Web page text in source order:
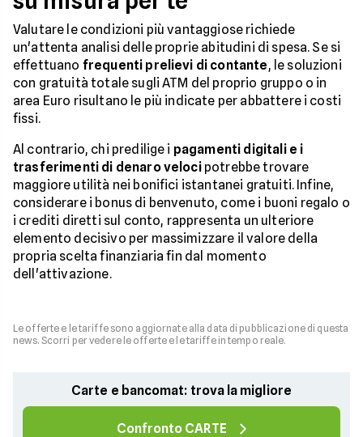
Valutare le condizioni più vantaggiose richiede
un'attenta analisi delle proprie abitudini di spesa. Se si
effettuano frequenti prelievi di contante, le soluzioni
con gratuità totale sugli ATM del proprio gruppo o in
area Euro risultano le più indicate per abbattere i costi
fissi.
Al contrario, chi predilige i pagamenti digitali e i
trasferimenti di denaro velocipotrebbe trovare
maggiore utilità nei bonifici istantanei gratuiti. Infine,
considerare i bonus di benvenuto, come i buoni regalo o
i crediti diretti sul conto, rappresenta un ulteriore
elemento decisivo per massimizzare il valore della
propria scelta finanziaria fin dal momento
dell'attivazione.
Le offerte e le tariffe sono aggiornate alla data di pubblicazione di questa
news. Scorri per vedere le offerte e le tariffe in tempo reale.
Carte e bancomat: trova la migliore
Confronto CARTE